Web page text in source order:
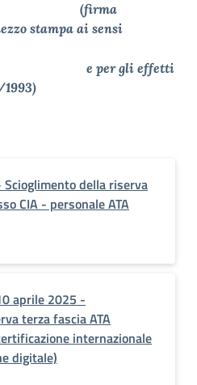
firma
stampa ai sensi
effetti
1993)
della riserva
CIA - personale ATA
aprile 2025 -
terza fascia ATA
internazionale
digitale)